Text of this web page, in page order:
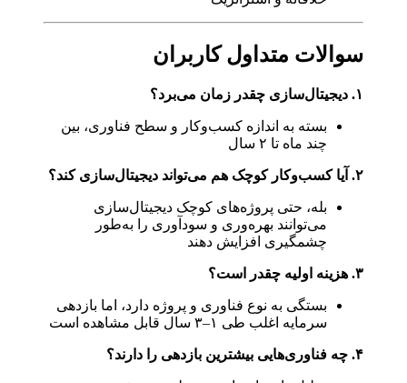
سوالات متداول کاربران
۱. دیجیتال‌سازی چقدر زمان می‌برد؟
بسته به اندازه کسب‌وکار و سطح فناوری، بین
چند ماه تا ۲ سال
۲. آیا کسب‌وکار کوچک هم می‌تواند دیجیتال‌سازی کند؟
بله، حتی پروژه‌های کوچک دیجیتال‌سازی
می‌توانند بهره‌وری و سودآوری را به‌طور
چشمگیری افزایش دهند
۳. هزینه اولیه چقدر است؟
بستگی به نوع فناوری و پروژه دارد، اما بازدهی
سرمایه اغلب طی ۱–۳ سال قابل مشاهده است
۴. چه فناوری‌هایی بیشترین بازدهی را دارند؟